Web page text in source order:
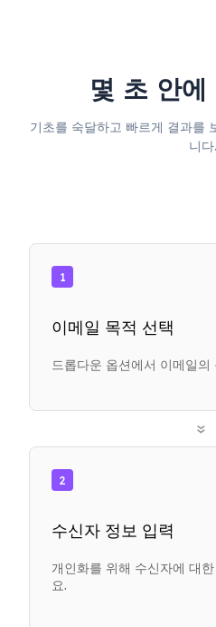
몇 초 안에
기초를 숙달하고 빠르게 결과를
니다.
1
이메일 목적 선택
드롭다운 옵션에서 이메일의
»
2
수신자 정보 입력
개인화를 위해 수신자에 대
요.